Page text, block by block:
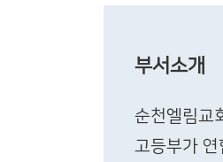
부서소개
순천엘림교
고등부가